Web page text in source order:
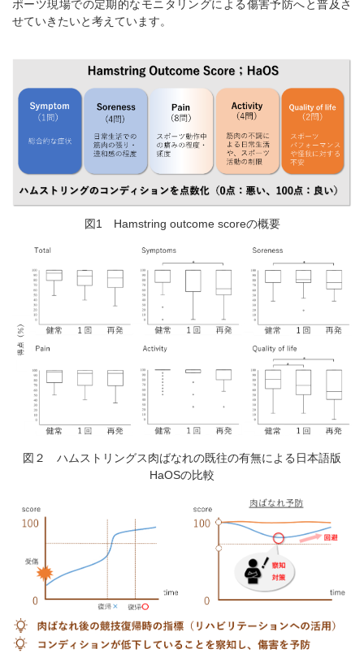
ポーツ現場での定期的なモニタリングによる傷害予防へと普及さ
せていきたいと考えています。
図1 Hamstring outcome scoreの概要
図２ ハムストリングス肉ばなれの既往の有無による日本語版
HaOSの比較